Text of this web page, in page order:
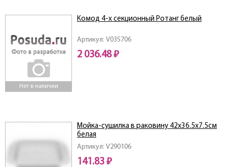
Нет в наличии
Артикул: V035706
Комод 4-х секционный Ротанг белый
2 036.48 ₽
Артикул: V290106
Мойка-сушилка в раковину 42х36.5х7.5см
белая
141.83 ₽